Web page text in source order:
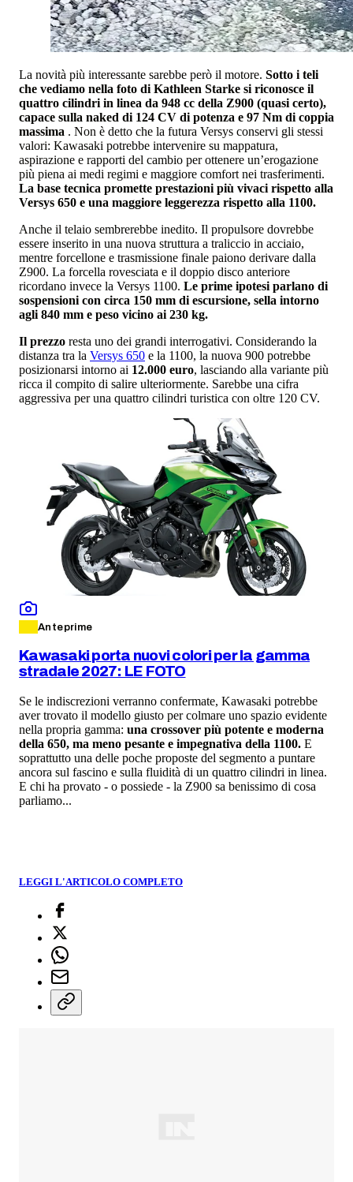
La novità più interessante sarebbe però il motore. Sotto i teli
che vediamo nella foto di Kathleen Starke si riconosce il
quattro cilindri in linea da 948 cc della Z900 (quasi certo),
capace sulla naked di 124 CV di potenza e 97 Nm di coppia
massima . Non è detto che la futura Versys conservi gli stessi
valori: Kawasaki potrebbe intervenire su mappatura,
aspirazione e rapporti del cambio per ottenere un’erogazione
più piena ai medi regimi e maggiore comfort nei trasferimenti.
La base tecnica promette prestazioni più vivaci rispetto alla
Versys 650 e una maggiore leggerezza rispetto alla 1100.
Anche il telaio sembrerebbe inedito. Il propulsore dovrebbe
essere inserito in una nuova struttura a traliccio in acciaio,
mentre forcellone e trasmissione finale paiono derivare dalla
Z900. La forcella rovesciata e il doppio disco anteriore
ricordano invece la Versys 1100. Le prime ipotesi parlano di
sospensioni con circa 150 mm di escursione, sella intorno
agli 840 mm e peso vicino ai 230 kg.
Il prezzo resta uno dei grandi interrogativi. Considerando la
distanza tra la Versys 650 e la 1100, la nuova 900 potrebbe
posizionarsi intorno ai 12.000 euro, lasciando alla variante più
ricca il compito di salire ulteriormente. Sarebbe una cifra
aggressiva per una quattro cilindri turistica con oltre 120 CV.
Anteprime
Kawasaki porta nuovi colori per la gamma
stradale 2027: LE FOTO
Se le indiscrezioni verranno confermate, Kawasaki potrebbe
aver trovato il modello giusto per colmare uno spazio evidente
nella propria gamma: una crossover più potente e moderna
della 650, ma meno pesante e impegnativa della 1100. E
soprattutto una delle poche proposte del segmento a puntare
ancora sul fascino e sulla fluidità di un quattro cilindri in linea.
E chi ha provato - o possiede - la Z900 sa benissimo di cosa
parliamo...
LEGGI L'ARTICOLO COMPLETO